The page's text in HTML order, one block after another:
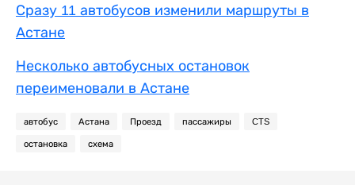
Сразу 11 автобусов изменили маршруты в
Астане
Несколько автобусных остановок
переименовали в Астане
автобус Астана Проезд пассажиры CTS
остановка схема